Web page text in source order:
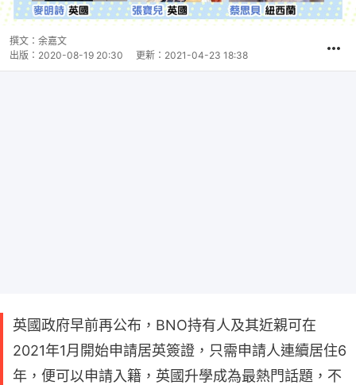
撰文： 余嘉文
出版： 2020-08-19 20:30 更新： 2021-04-23 18:38
英國政府早前再公布，BNO持有人及其近親可在
2021年1月開始申請居英簽證，只需申請人連續居住6
年，便可以申請入籍，英國升學成為最熱門話題，不